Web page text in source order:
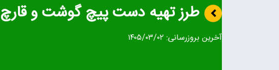
طرز تهیه دست پیچ گوشت و قارچ
آخرین بروزرسانی: ۱۴۰۵/۰۳/۰۲